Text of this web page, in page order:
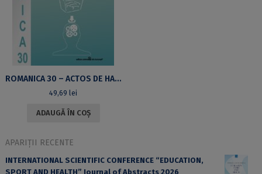
ROMANICA 30 – ACTOS DE HABLA INDIRECTOS Y MODALIZACIÓN EN EL DISCURSO POLÍTICO ELECTORAL
49,69lei
ADAUGĂ ÎN COȘ
APARIȚII RECENTE
INTERNATIONAL SCIENTIFIC CONFERENCE “EDUCATION,
SPORT AND HEALTH” Journal of Abstracts 2026